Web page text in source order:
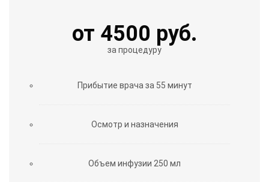
от 4500 руб.
за процедуру
Прибытие врача за 55 минут
Осмотр и назначения
Объем инфузии 250 мл